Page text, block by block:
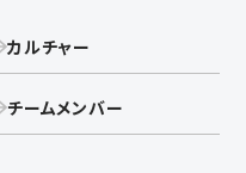
カルチャー
チームメンバー